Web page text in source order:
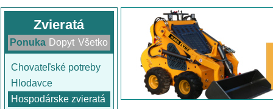
Zvieratá
Ponuka Dopyt Všetko
Chovateľské potreby
Hlodavce
Hospodárske zvieratá